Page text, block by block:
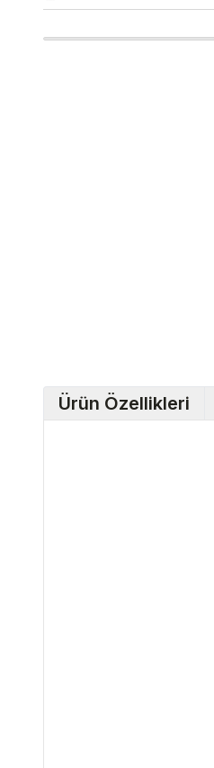
Ürün Özellikleri